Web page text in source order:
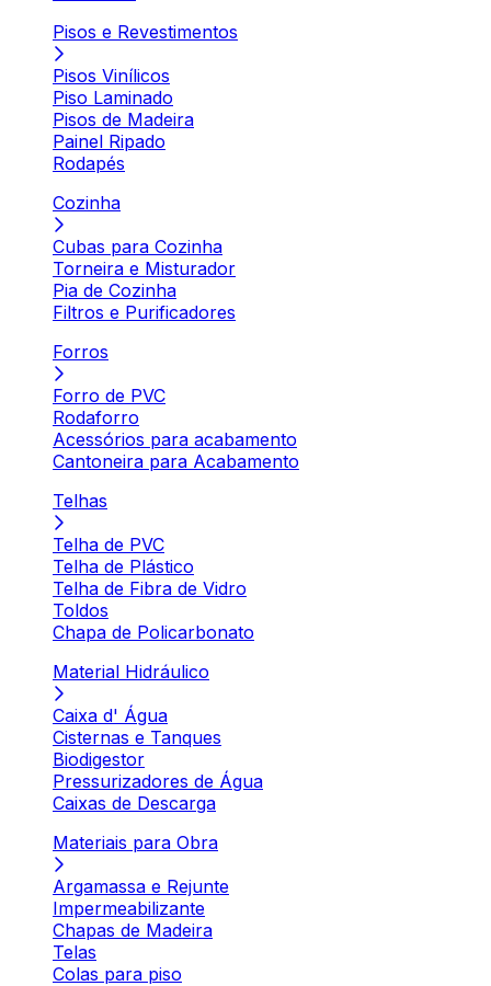
Pisos e Revestimentos
Pisos Vinílicos
Piso Laminado
Pisos de Madeira
Painel Ripado
Rodapés
Cozinha
Cubas para Cozinha
Torneira e Misturador
Pia de Cozinha
Filtros e Purificadores
Forros
Forro de PVC
Rodaforro
Acessórios para acabamento
Cantoneira para Acabamento
Telhas
Telha de PVC
Telha de Plástico
Telha de Fibra de Vidro
Toldos
Chapa de Policarbonato
Material Hidráulico
Caixa d' Água
Cisternas e Tanques
Biodigestor
Pressurizadores de Água
Caixas de Descarga
Materiais para Obra
Argamassa e Rejunte
Impermeabilizante
Chapas de Madeira
Telas
Colas para piso